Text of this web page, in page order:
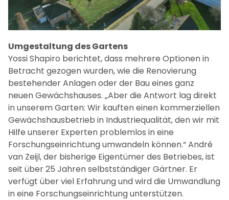
Umgestaltung des Gartens
Yossi Shapiro berichtet, dass mehrere Optionen in
Betracht gezogen wurden, wie die Renovierung
bestehender Anlagen oder der Bau eines ganz
neuen Gewächshauses. „Aber die Antwort lag direkt
in unserem Garten: Wir kauften einen kommerziellen
Gewächshausbetrieb in Industriequalität, den wir mit
Hilfe unserer Experten problemlos in eine
Forschungseinrichtung umwandeln können.“ André
van Zeijl, der bisherige Eigentümer des Betriebes, ist
seit über 25 Jahren selbstständiger Gärtner. Er
verfügt über viel Erfahrung und wird die Umwandlung
in eine Forschungseinrichtung unterstützen.